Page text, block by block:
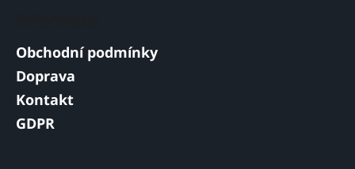
Obchodní podmínky
Doprava
Kontakt
GDPR